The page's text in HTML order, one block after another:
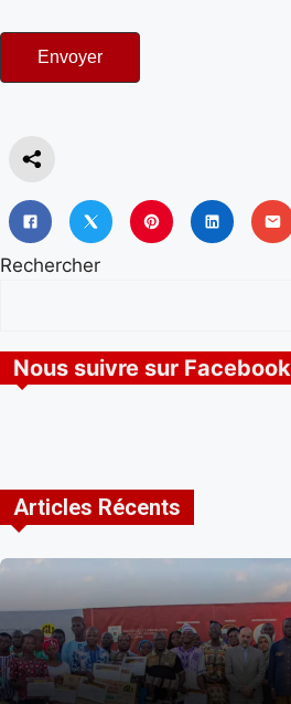
Rechercher
Nous suivre sur Facebook
Articles Récents